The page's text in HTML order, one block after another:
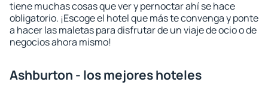
tiene muchas cosas que ver y pernoctar ahí se hace
obligatorio. ¡Escoge el hotel que más te convenga y ponte
a hacer las maletas para disfrutar de un viaje de ocio o de
negocios ahora mismo!
Ashburton - los mejores hoteles